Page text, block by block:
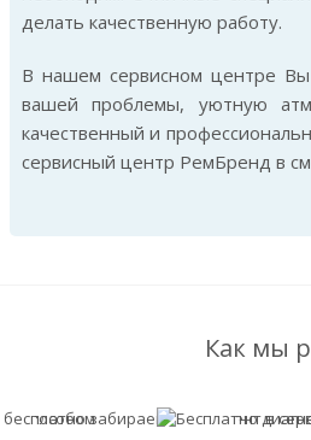
делать качественную работу.
В нашем сервисном центре
вашей проблемы, уютную
качественный и
сервисный центр РемБренд в
Как мы